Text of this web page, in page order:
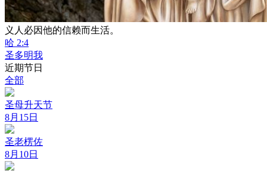
义人必因他的信赖而生活。
哈 2:4
圣多明我
近期节日
全部
圣母升天节
8月15日
圣老楞佐
8月10日